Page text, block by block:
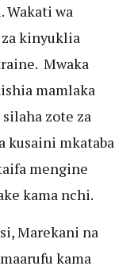
Wakati wa
kinyuklia
Mwaka
mamlaka
zote za
kusaini mkataba
mengine
kama nchi.
Marekani na
kama